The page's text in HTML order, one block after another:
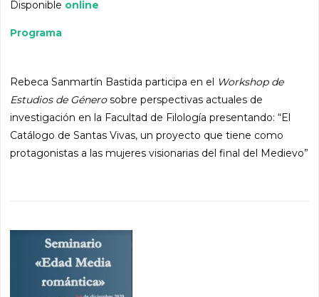
Disponible online
Programa
Rebeca Sanmartín Bastida participa en el Workshop de
Estudios de Génerosobre perspectivas actuales de
investigación en la Facultad de Filología presentando: “El
Catálogo de Santas Vivas, un proyecto que tiene como
protagonistas a las mujeres visionarias del final del Medievo”